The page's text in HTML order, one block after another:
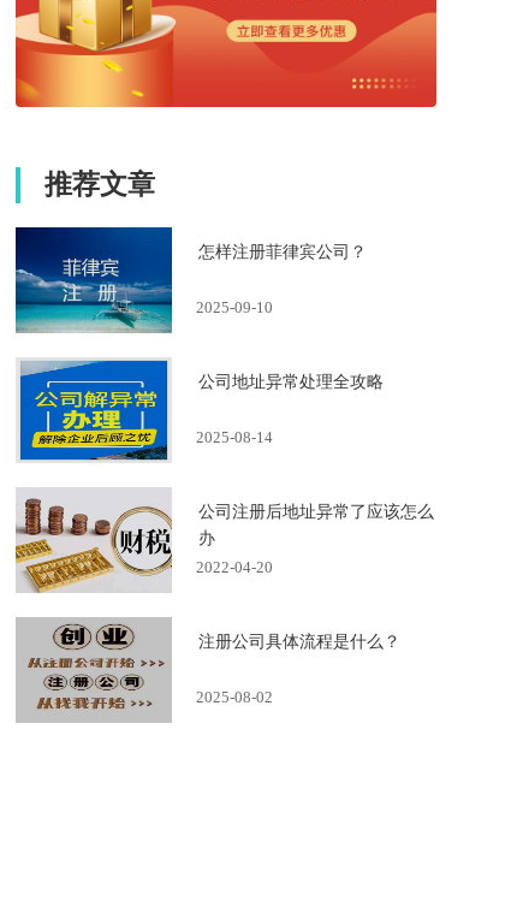
推荐文章
怎样注册菲律宾公司？
2025-09-10
公司地址异常处理全攻略
2025-08-14
公司注册后地址异常了应该怎么
办
2022-04-20
注册公司具体流程是什么？
2025-08-02